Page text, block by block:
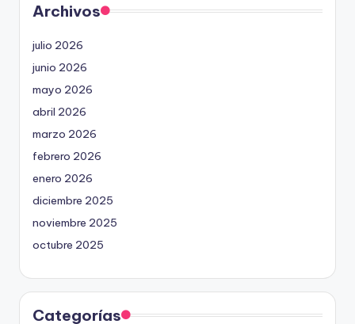
Archivos
julio 2026
junio 2026
mayo 2026
abril 2026
marzo 2026
febrero 2026
enero 2026
diciembre 2025
noviembre 2025
octubre 2025
Categorías